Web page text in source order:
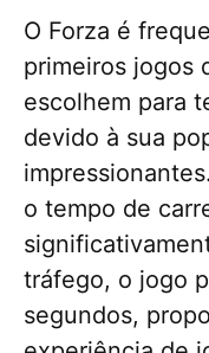
O Forza é
primeiros jogos
escolhem para
devido à sua
o tempo de
tráfego, o jogo
segundos,